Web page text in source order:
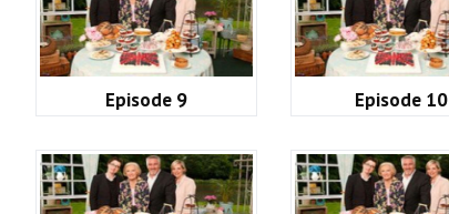
Episode 9 Episode 10